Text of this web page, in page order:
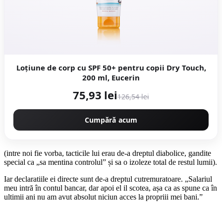
Loțiune de corp cu SPF 50+ pentru copii Dry Touch,
200 ml, Eucerin
75,93 lei126,54 lei
Cumpără acum
(intre noi fie vorba, tacticile lui erau de-a dreptul diabolice, gandite
special ca „sa mentina controlul” și sa o izoleze total de restul lumii).
Iar declaratiile ei directe sunt de-a dreptul cutremuratoare. „Salariul
meu intră în contul bancar, dar apoi el il scotea, așa ca as spune ca în
ultimii ani nu am avut absolut niciun acces la propriii mei bani.”